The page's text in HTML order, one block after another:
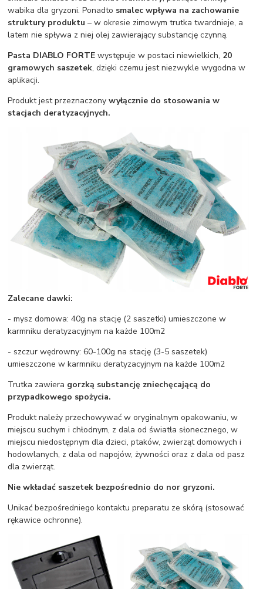
wabika dla gryzoni. Ponadto smalec wpływa na zachowanie
struktury produktu – w okresie zimowym trutka twardnieje, a
latem nie spływa z niej olej zawierający substancję czynną.
Pasta DIABLO FORTEwystępuje w postaci niewielkich, 20
gramowych saszetek, dzięki czemu jest niezwykle wygodna w
aplikacji.
Produkt jest przeznaczonywyłącznie do stosowania w
stacjach deratyzacyjnych.
Zalecane dawki:
- mysz domowa: 40g na stację (2 saszetki) umieszczone w
karmniku deratyzacyjnym na każde 100m2
- szczur wędrowny: 60-100g na stację (3-5 saszetek)
umieszczone w karmniku deratyzacyjnym na każde 100m2
Trutka zawiera gorzką substancję zniechęcającą do
przypadkowego spożycia.
Produkt należy przechowywać w oryginalnym opakowaniu, w
miejscu suchym i chłodnym, z dala od światła słonecznego, w
miejscu niedostępnym dla dzieci, ptaków, zwierząt domowych i
hodowlanych, z dala od napojów, żywności oraz z dala od pasz
dla zwierząt.
Nie wkładać saszetek bezpośrednio do nor gryzoni.
Unikać bezpośredniego kontaktu preparatu ze skórą (stosować
rękawice ochronne).